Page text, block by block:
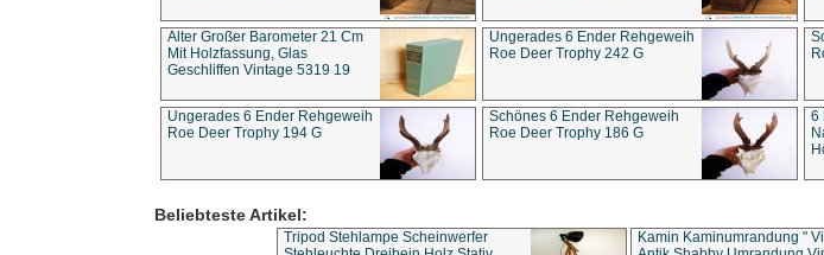
Alter Großer Barometer 21 Cm
Mit Holzfassung, Glas
Geschliffen Vintage 5319 19
Ungerades 6 Ender Rehgeweih
Roe Deer Trophy 242 G
Ungerades 6 Ender Rehgeweih
Roe Deer Trophy 194 G
Schönes 6 Ender Rehgeweih
Roe Deer Trophy 186 G
6
Beliebteste Artikel:
Tripod Stehlampe Scheinwerfer
Kamin Kaminumrandung "